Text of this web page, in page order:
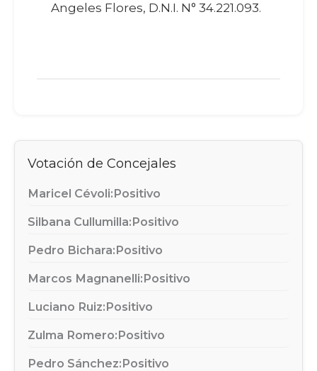
Angeles Flores, D.N.I. N° 34.221.093.
Votación de Concejales
Maricel Cévoli:Positivo
Silbana Cullumilla:Positivo
Pedro Bichara:Positivo
Marcos Magnanelli:Positivo
Luciano Ruiz:Positivo
Zulma Romero:Positivo
Pedro Sánchez:Positivo